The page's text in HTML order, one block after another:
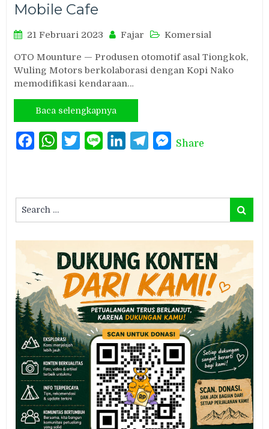
Mobile Cafe
21 Februari 2023 Fajar Komersial
OTO Mounture — Produsen otomotif asal Tiongkok,
Wuling Motors berkolaborasi dengan Kopi Nako
memodifikasi kendaraan…
Baca selengkapnya
FacebookWhatsAppTwitterLine LinkedInTelegramMessenger
Share
for:
Search